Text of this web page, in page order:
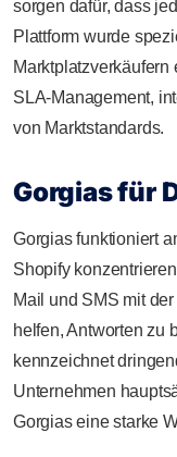
sorgen dafür, dass
Plattform wurde
SLA-Management,
von Marktstandards.
Gorgias für
Gorgias funktioniert
Shopify
Mail und SMS mit
helfen, Antworten zu
kennzeichnet
Unternehmen
Gorgias eine starke